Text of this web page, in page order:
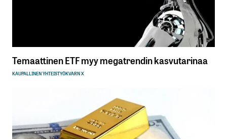
Temaattinen ETF myy megatrendin kasvutarinaa
KAUPALLINEN YHTEISTYÖKVARN X